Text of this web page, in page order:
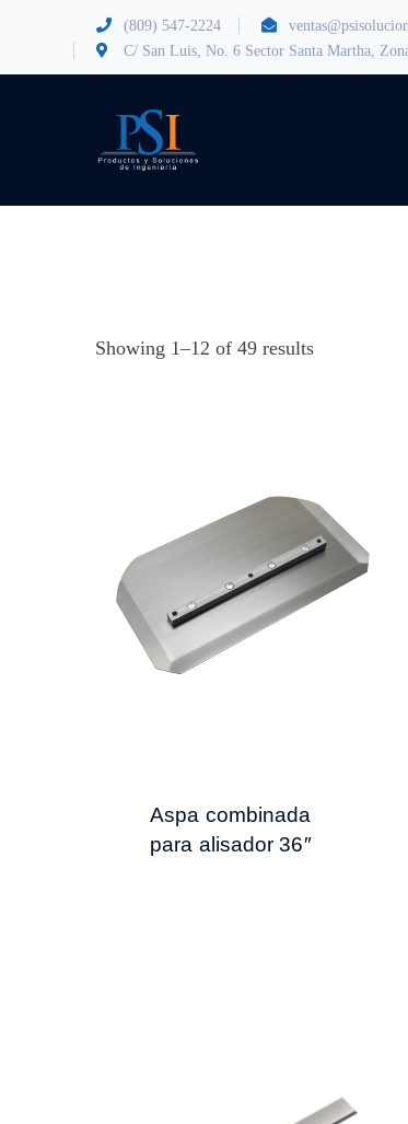
(809) 547-2224
C/ San Luis, No. 6 Sector Santa Martha,
Showing 1–12 of 49 results
Aspa combinada
para alisador 36″